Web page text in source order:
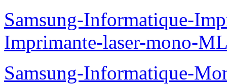
Samsung-Informatique-
Imprimante-laser-mono-
Samsung-Informatique-